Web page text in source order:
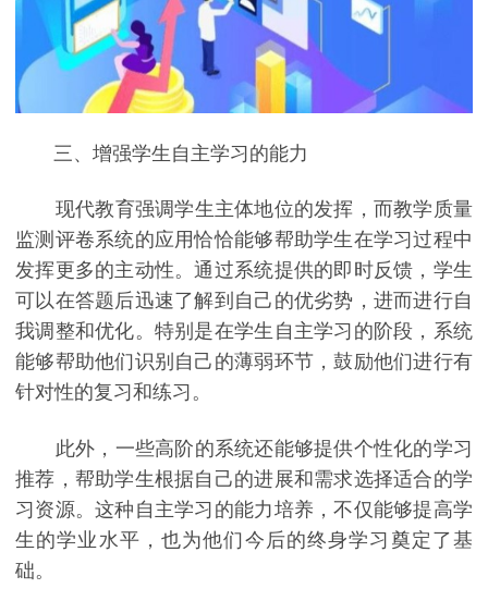
三、增强学生自主学习的能力
现代教育强调学生主体地位的发挥，而教学质量
监测评卷系统的应用恰恰能够帮助学生在学习过程中
发挥更多的主动性。通过系统提供的即时反馈，学生
可以在答题后迅速了解到自己的优劣势，进而进行自
我调整和优化。特别是在学生自主学习的阶段，系统
能够帮助他们识别自己的薄弱环节，鼓励他们进行有
针对性的复习和练习。
此外，一些高阶的系统还能够提供个性化的学习
推荐，帮助学生根据自己的进展和需求选择适合的学
习资源。这种自主学习的能力培养，不仅能够提高学
生的学业水平，也为他们今后的终身学习奠定了基
础。